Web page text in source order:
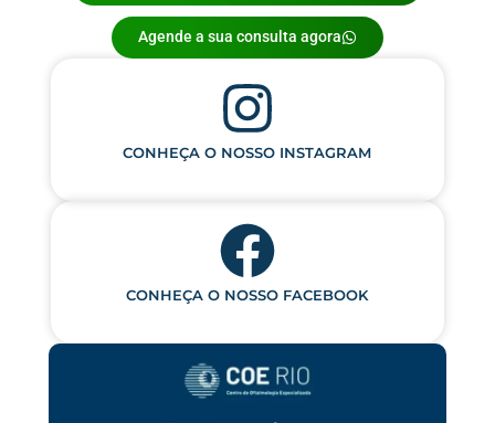
Agende a sua consulta agora
CONHEÇA O NOSSO INSTAGRAM
CONHEÇA O NOSSO FACEBOOK